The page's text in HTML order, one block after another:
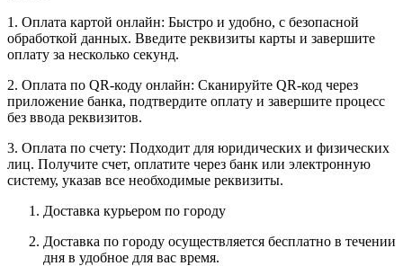
1. Оплата картой онлайн: Быстро и удобно, с безопасной
обработкой данных. Введите реквизиты карты и завершите
оплату за несколько секунд.
2. Оплата по QR-коду онлайн: Сканируйте QR-код через
приложение банка, подтвердите оплату и завершите процесс
без ввода реквизитов.
3. Оплата по счету: Подходит для юридических и физических
лиц. Получите счет, оплатите через банк или электронную
систему, указав все необходимые реквизиты.
Доставка курьером по городу
Доставка по городу осуществляется бесплатно в течении
дня в удобное для вас время.